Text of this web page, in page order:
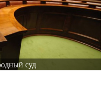
суд